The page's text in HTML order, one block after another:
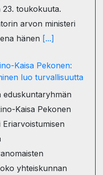
toukokuuta.
arvon ministeri
hänen [...]
Kaisa Pekonen:
luo turvallisuutta
eduskuntaryhmän
Kaisa Pekonen
Eriarvoistumisen
yhteiskunnan